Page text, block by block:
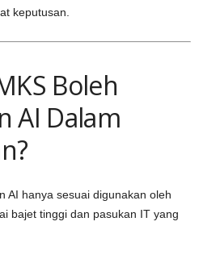
keputusan.
Boleh
AI Dalam
AI hanya sesuai digunakan oleh
bajet tinggi dan pasukan IT yang